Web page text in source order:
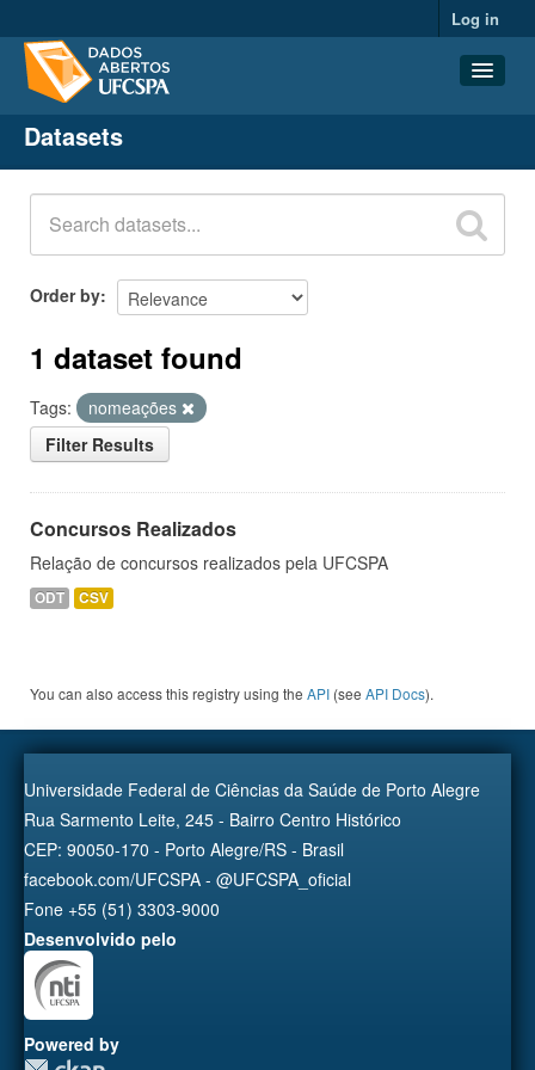
Log in
Datasets
Organizations
Groups
About
Datasets
Order by
1 dataset found
Tags:
nomeações
Filter Results
Concursos Realizados
Relação de concursos realizados pela UFCSPA
ODT CSV
You can also access this registry using the API (see API Docs).
Universidade Federal de Ciências da Saúde de Porto Alegre
Rua Sarmento Leite, 245 - Bairro Centro Histórico
CEP: 90050-170 - Porto Alegre/RS - Brasil
facebook.com/UFCSPA - @UFCSPA_oficial
Fone +55 (51) 3303-9000
Desenvolvido pelo
Powered by